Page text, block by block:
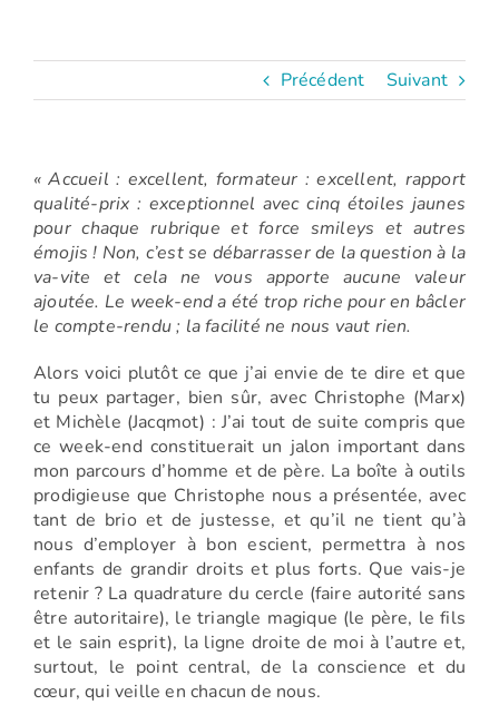
Précédent Suivant
« Accueil : excellent, formateur : excellent, rapport
qualité-prix : exceptionnel avec cinq étoiles jaunes
pour chaque rubrique et force smileys et autres
émojis ! Non, c’est se débarrasser de la question à la
va-vite et cela ne vous apporte aucune valeur
ajoutée. Le week-end a été trop riche pour en bâcler
le compte-rendu ; la facilité ne nous vaut rien.
Alors voici plutôt ce que j’ai envie de te dire et que
tu peux partager, bien sûr, avec Christophe (Marx)
et Michèle (Jacqmot) : J’ai tout de suite compris que
ce week-end constituerait un jalon important dans
mon parcours d’homme et de père. La boîte à outils
prodigieuse que Christophe nous a présentée, avec
tant de brio et de justesse, et qu’il ne tient qu’à
nous d’employer à bon escient, permettra à nos
enfants de grandir droits et plus forts. Que vais-je
retenir ? La quadrature du cercle (faire autorité sans
être autoritaire), le triangle magique (le père, le fils
et le sain esprit), la ligne droite de moi à l’autre et,
surtout, le point central, de la conscience et du
cœur, qui veille en chacun de nous.